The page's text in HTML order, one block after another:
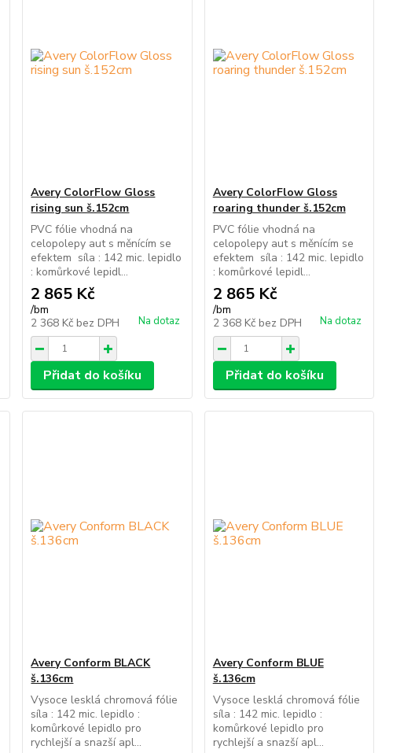
Avery ColorFlow Gloss
rising sun š.152cm
PVC fólie vhodná na
celopolepy aut s měnícím se
efektem síla : 142 mic. lepidlo
: komůrkové lepidl...
2 865 Kč
/bm
2 368 Kč bez DPH Na dotaz
Přidat do košíku
Avery ColorFlow Gloss
roaring thunder š.152cm
PVC fólie vhodná na
celopolepy aut s měnícím se
efektem síla : 142 mic. lepidlo
: komůrkové lepidl...
2 865 Kč
/bm
2 368 Kč bez DPH Na dotaz
Přidat do košíku
Avery Conform BLACK
š.136cm
Vysoce lesklá chromová fólie
síla : 142 mic. lepidlo :
komůrkové lepidlo pro
rychlejší a snazší apl...
Avery Conform BLUE
š.136cm
Vysoce lesklá chromová fólie
síla : 142 mic. lepidlo :
komůrkové lepidlo pro
rychlejší a snazší apl...